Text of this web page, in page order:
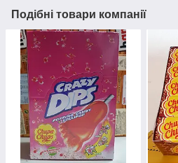
Подібні товари компанії